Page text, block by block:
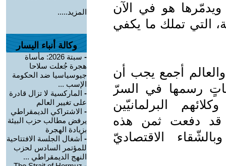
ويدمّرها هو في الآن
التي تملك ما يكفي
أجمع يجب أن
رسمها في السرّ
البرلمانيّين
قد دفعت ثمن هذه
الاقتصاديّ
المزيد.....
وكالة أنباء اليسار
-
سبتة 2026: مأساة
هجرة جُعلت سلاحا
جيوسياسيا ضد الحكومة
الإسب ...
- الماركسية لا تزال قادرة
على تغيير العالم
- الاشتراكي الديمقراطي
يرفض مطالب حزب البيئة
بزيادة الهجرة
- أشغال الجلسة الافتتاحية
للمؤتمر السادس لحزب
النهج الديمقراطي ...